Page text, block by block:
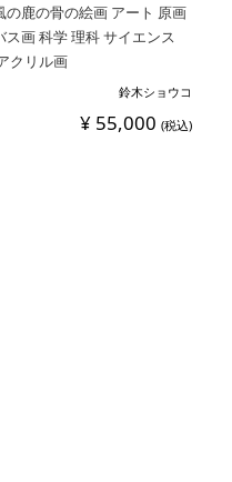
の鹿の骨の絵画 アート 原画
ス画 科学 理科 サイエンス
クリル画
鈴木ショウコ
¥ 55,000 (税込)